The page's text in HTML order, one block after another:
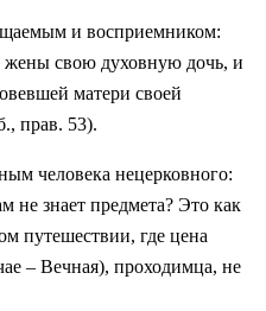
и восприемником:
жены свою духовную дочь, и
матери своей
прав. 53).
человека нецерковного:
не знает предмета? Это как
путешествии, где цена
– Вечная), проходимца, не